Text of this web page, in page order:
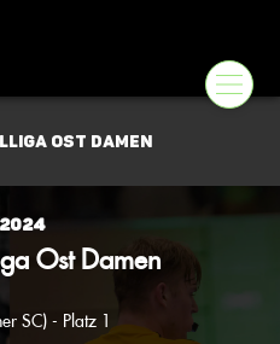
Ost Damen
Ost Damen
SC) - Platz 1